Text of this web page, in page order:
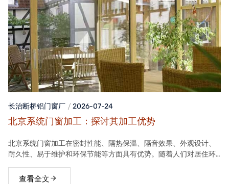
长治断桥铝门窗厂 2026-07-24
北京系统门窗加工：探讨其加工优势
北京系统门窗加工在密封性能、隔热保温、隔音效果、外观设计、
耐久性、易于维护和环保节能等方面具有优势。随着人们对居住环
位。查看全文